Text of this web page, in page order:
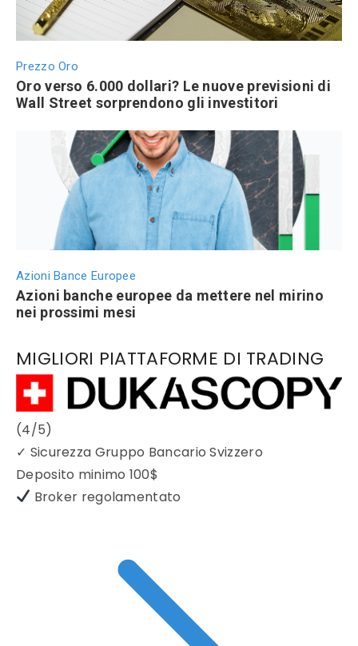
Prezzo Oro
Oro verso 6.000 dollari? Le nuove previsioni di
Wall Street sorprendono gli investitori
Azioni Bance Europee
Azioni banche europee da mettere nel mirino
nei prossimi mesi
MIGLIORI PIATTAFORME DI TRADING
(4/5)
✓ Sicurezza Gruppo Bancario Svizzero
Deposito minimo 100$
Broker regolamentato